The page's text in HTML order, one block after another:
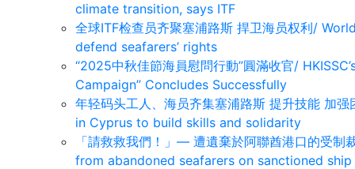
climate transition, says ITF
全球ITF检查员齐聚塞浦路斯 捍卫海员权利/
defend seafarers’ rights
“2025中秋佳節海員慰問行動”圓滿收官/
Campaign” Concludes Successfully
年轻码头工人、海员齐集塞浦路斯 提升技能 加
in Cyprus to build skills and solidarity
「請救救我們！」— 遭遺棄於阿聯酋港口的受制
from abandoned seafarers on sanctioned ship